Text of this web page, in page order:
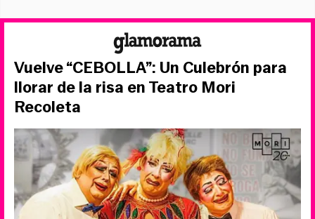
Vuelve “CEBOLLA”: Un Culebrón para
llorar de la risa en Teatro Mori
Recoleta